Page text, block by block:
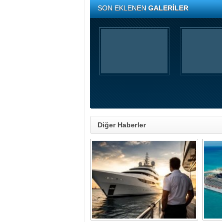
SON EKLENENGALERİLER
Diğer Haberler